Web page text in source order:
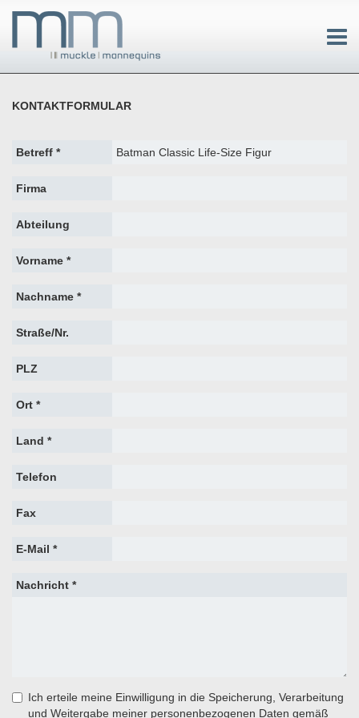
KONTAKTFORMULAR
Betreff *
Firma
Abteilung
Vorname *
Nachname *
Straße/Nr.
PLZ
Ort *
Land *
Telefon
Fax
E-Mail *
Nachricht *
Ich erteile meine Einwilligung in die Speicherung, Verarbeitung
und Weitergabe meiner personenbezogenen Daten gemäß